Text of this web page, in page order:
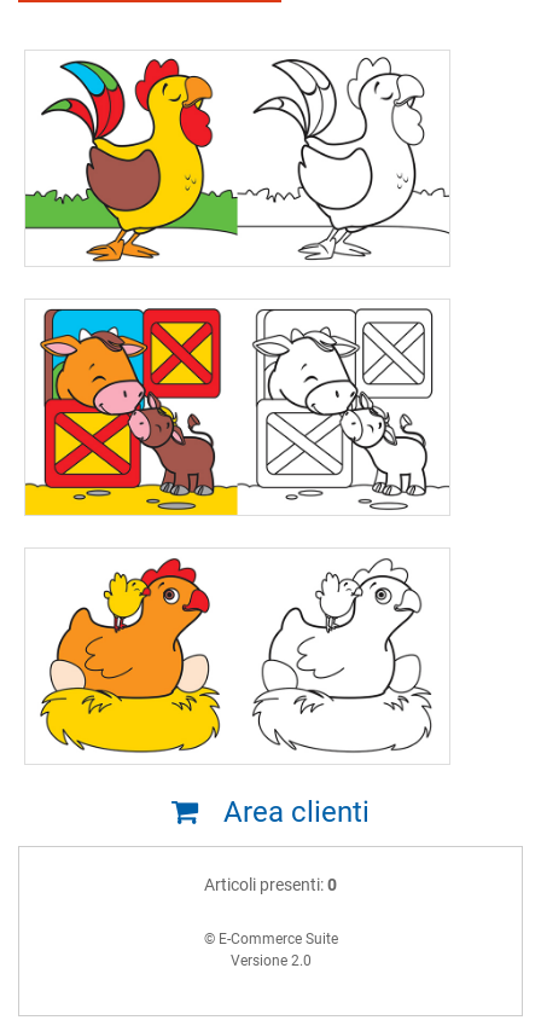
Area clienti
Articoli presenti:0
© E-Commerce Suite
Versione 2.0